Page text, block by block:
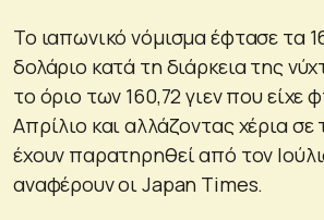
Το ιαπωνικό νόμισμα έφτασε τα
δολάριο κατά τη διάρκεια της
το όριο των 160,72 γιεν που είχε
Απρίλιο και αλλάζοντας χέρια σε
έχουν παρατηρηθεί από τον
αναφέρουν οι Japan Times.